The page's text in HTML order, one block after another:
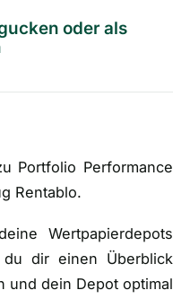
oder als
Portfolio Performance
Rentablo.
Wertpapierdepots
dir einen Überblick
und dein Depot optimal